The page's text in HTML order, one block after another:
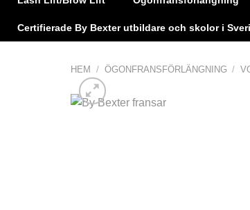
Certifierade By Bexter utbildare och skolor i
HEM / ÖGONFRANSFÖRLÄNGNING /